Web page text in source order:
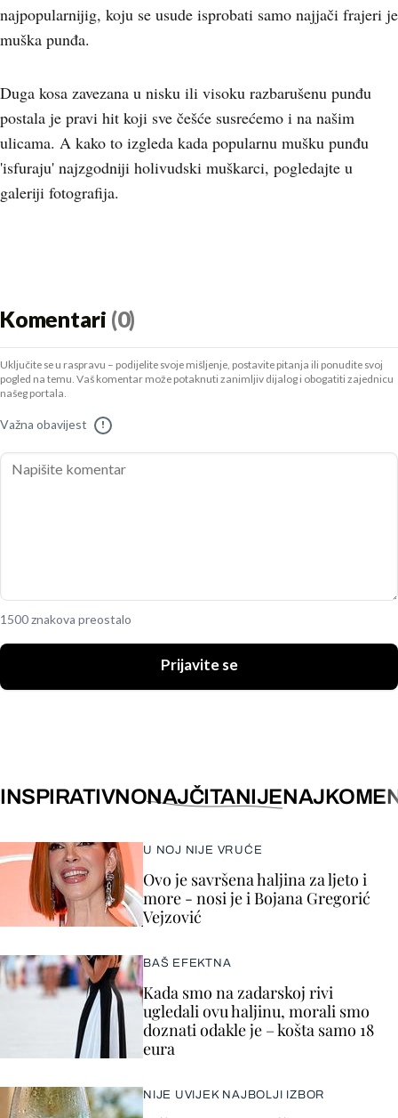
najpopularnijig, koju se usude isprobati samo najjači frajeri je
muška punđa.
Duga kosa zavezana u nisku ili visoku razbarušenu punđu
postala je pravi hit koji sve češće susrećemo i na našim
ulicama. A kako to izgleda kada popularnu mušku punđu
'isfuraju' najzgodniji holivudski muškarci, pogledajte u
galeriji fotografija.
Komentari (0)
Uključite se u raspravu – podijelite svoje mišljenje, postavite pitanja ili ponudite svoj
pogled na temu. Vaš komentar može potaknuti zanimljiv dijalog i obogatiti zajednicu
našeg portala.
Važna obavijest !
1500 znakova preostalo
Prijavite se
INSPIRATIVNONAJČITANIJE
U NOJ NIJE VRUĆE
Ovo je savršena haljina za ljeto i
more - nosi je i Bojana Gregorić
Vejzović
BAŠ EFEKTNA
Kada smo na zadarskoj rivi
ugledali ovu haljinu, morali smo
doznati odakle je – košta samo 18
eura
NIJE UVIJEK NAJBOLJI IZBOR